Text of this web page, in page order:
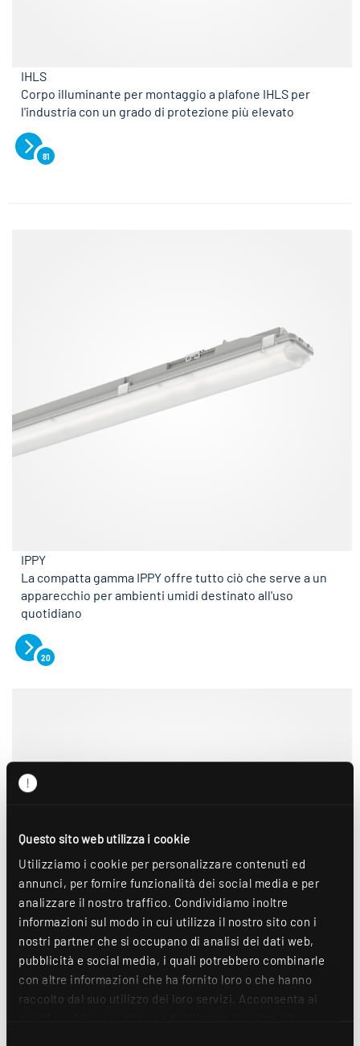
Questo sito web utilizza i cookie
Utilizziamo i cookie per personalizzare contenuti ed
annunci, per fornire funzionalità dei social media e per
analizzare il nostro traffico. Condividiamo inoltre
informazioni sul modo in cui utilizza il nostro sito con i
nostri partner che si occupano di analisi dei dati web,
pubblicità e social media, i quali potrebbero combinarle
con altre informazioni che ha fornito loro o che hanno
raccolto dal suo utilizzo dei loro servizi. Acconsenta ai
IHLS
Corpo illuminante per montaggio a plafone IHLS per
l'industria con un grado di protezione più elevato
81
IPPY
La compatta gamma IPPY offre tutto ciò che serve a un
apparecchio per ambienti umidi destinato all'uso
quotidiano
20